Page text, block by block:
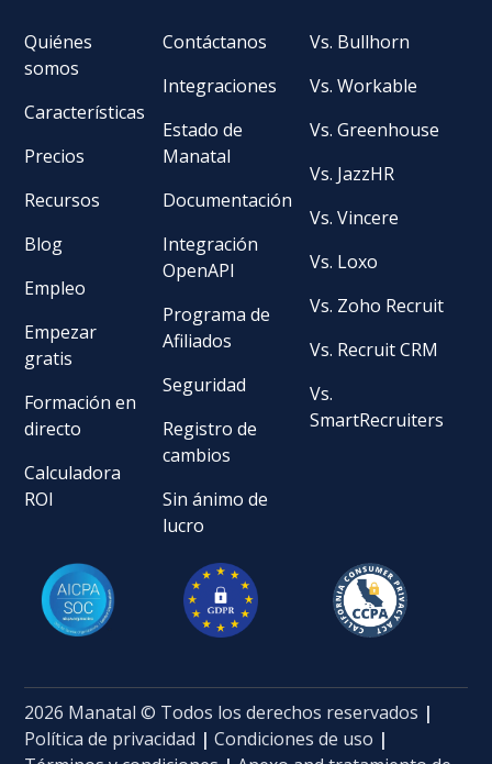
Quiénes
somos
Características
Precios
Recursos
Blog
Empleo
Empezar
gratis
Formación en
directo
Calculadora
ROI
Contáctanos
Integraciones
Estado de
Manatal
Documentación
Integración
OpenAPI
Programa de
Afiliados
Seguridad
Registro de
cambios
Sin ánimo de
lucro
Vs. Bullhorn
Vs. Workable
Vs. Greenhouse
Vs. JazzHR
Vs. Vincere
Vs. Loxo
Vs. Zoho Recruit
Vs. Recruit CRM
Vs.
SmartRecruiters
2026 Manatal © Todos los derechos reservados |
Política de privacidad |Condiciones de uso |